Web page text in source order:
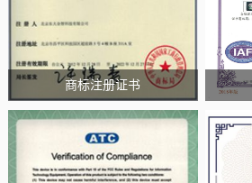
商标注册证书